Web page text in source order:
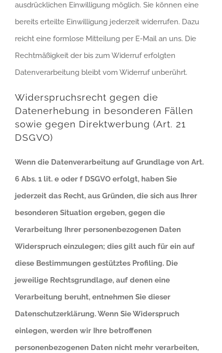
ausdrücklichen Einwilligung möglich. Sie können eine
bereits erteilte Einwilligung jederzeit widerrufen. Dazu
reicht eine formlose Mitteilung per E-Mail an uns. Die
Rechtmäßigkeit der bis zum Widerruf erfolgten
Datenverarbeitung bleibt vom Widerruf unberührt.
Widerspruchsrecht gegen die
Datenerhebung in besonderen Fällen
sowie gegen Direktwerbung (Art. 21
DSGVO)
Wenn die Datenverarbeitung auf Grundlage von Art.
6 Abs. 1 lit. e oder f DSGVO erfolgt, haben Sie
jederzeit das Recht, aus Gründen, die sich aus Ihrer
besonderen Situation ergeben, gegen die
Verarbeitung Ihrer personenbezogenen Daten
Widerspruch einzulegen; dies gilt auch für ein auf
diese Bestimmungen gestütztes Profiling. Die
jeweilige Rechtsgrundlage, auf denen eine
Verarbeitung beruht, entnehmen Sie dieser
Datenschutzerklärung. Wenn Sie Widerspruch
einlegen, werden wir Ihre betroffenen
personenbezogenen Daten nicht mehr verarbeiten,